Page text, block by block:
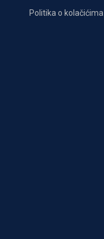
Politika o kolačićima